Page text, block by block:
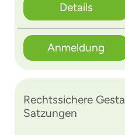
Details
Anmeldung
Rechtssichere
Satzungen